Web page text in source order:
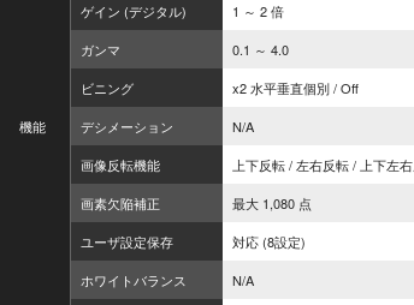
機能
ゲイン (デジタル)
1 ～ 2 倍
ガンマ
0.1 ～ 4.0
ビニング
x2 水平垂直個別 / Off
デシメーション
N/A
画像反転機能
上下反転 / 左右反転 / 上下左
画素欠陥補正
最大 1,080 点
ユーザ設定保存
対応 (8設定)
ホワイトバランス
N/A